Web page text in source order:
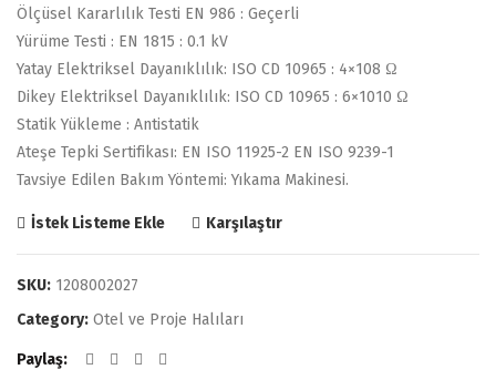
Ölçüsel Kararlılık Testi EN 986 : Geçerli
Yürüme Testi : EN 1815 : 0.1 kV
Yatay Elektriksel Dayanıklılık: ISO CD 10965 : 4×108 Ω
Dikey Elektriksel Dayanıklılık: ISO CD 10965 : 6×1010 Ω
Statik Yükleme : Antistatik
Ateşe Tepki Sertifikası: EN ISO 11925-2 EN ISO 9239-1
Tavsiye Edilen Bakım Yöntemi: Yıkama Makinesi.
İstek Listeme Ekle Karşılaştır
SKU: 1208002027
Category: Otel ve Proje Halıları
Paylaş